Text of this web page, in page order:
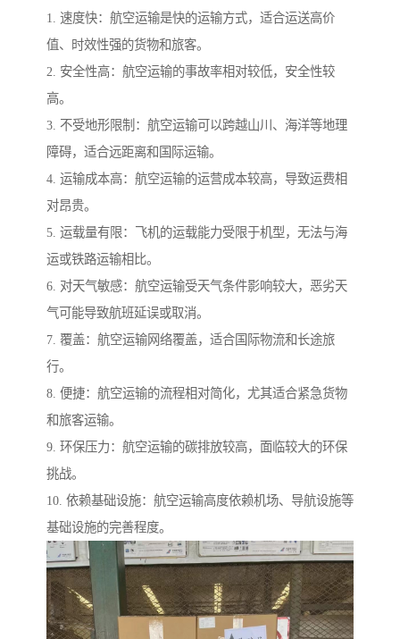
1. 速度快：航空运输是快的运输方式，适合运送高价
值、时效性强的货物和旅客。
2. 安全性高：航空运输的事故率相对较低，安全性较
高。
3. 不受地形限制：航空运输可以跨越山川、海洋等地理
障碍，适合远距离和国际运输。
4. 运输成本高：航空运输的运营成本较高，导致运费相
对昂贵。
5. 运载量有限：飞机的运载能力受限于机型，无法与海
运或铁路运输相比。
6. 对天气敏感：航空运输受天气条件影响较大，恶劣天
气可能导致航班延误或取消。
7. 覆盖：航空运输网络覆盖，适合国际物流和长途旅
行。
8. 便捷：航空运输的流程相对简化，尤其适合紧急货物
和旅客运输。
9. 环保压力：航空运输的碳排放较高，面临较大的环保
挑战。
10. 依赖基础设施：航空运输高度依赖机场、导航设施等
基础设施的完善程度。